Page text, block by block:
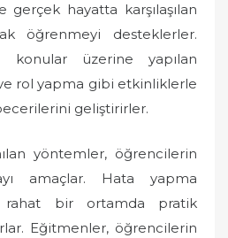
gerçek hayatta karşılaşılan
öğrenmeyi desteklerler.
konular üzerine yapılan
rol yapma gibi etkinliklerle
geliştirirler.
yöntemler, öğrencilerin
amaçlar. Hata yapma
rahat bir ortamda pratik
Eğitmenler, öğrencilerin